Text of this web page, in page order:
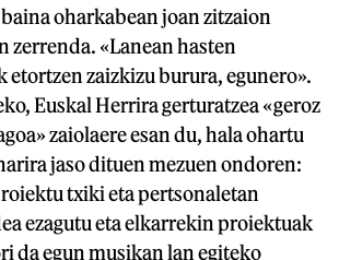
oharkabean joan zitzaion
zerrenda. «Lanean hasten
etortzen zaizkizu burura, egunero».
Euskal Herrira gerturatzea «geroz
zaiolaere esan du, hala ohartu
jaso dituen mezuen ondoren:
txiki eta pertsonaletan
ezagutu eta elkarrekin proiektuak
da egun musikan lan egiteko